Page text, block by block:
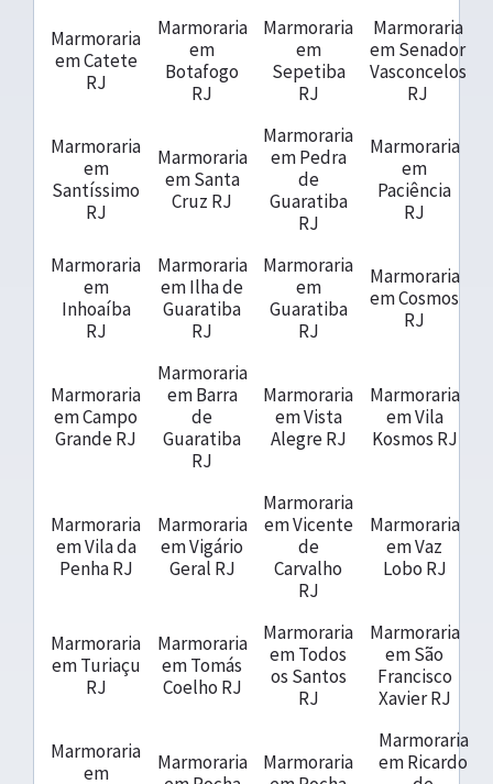
Marmoraria
em Catete
RJ
Marmoraria
em
Botafogo
RJ
Marmoraria
em
Sepetiba
RJ
Marmoraria
em Senador
Vasconcelos
RJ
Marmoraria
em
Santíssimo
RJ
Marmoraria
em Santa
Cruz RJ
Marmoraria
em Pedra
de
Guaratiba
RJ
Marmoraria
em
Paciência
RJ
Marmoraria
em
Inhoaíba
RJ
Marmoraria
em Ilha de
Guaratiba
RJ
Marmoraria
em
Guaratiba
RJ
Marmoraria
em Cosmos
RJ
Marmoraria
em Campo
Grande RJ
Marmoraria
em Barra
de
Guaratiba
RJ
Marmoraria
em Vista
Alegre RJ
Marmoraria
em Vila
Kosmos RJ
Marmoraria
em Vila da
Penha RJ
Marmoraria
em Vigário
Geral RJ
Marmoraria
em Vicente
de
Carvalho
RJ
Marmoraria
em Vaz
Lobo RJ
Marmoraria
em Turiaçu
RJ
Marmoraria
em Tomás
Coelho RJ
Marmoraria
em Todos
os Santos
RJ
Marmoraria
em São
Francisco
Xavier RJ
Marmoraria
em
Marmoraria
Marmoraria
Marmoraria
em Ricardo